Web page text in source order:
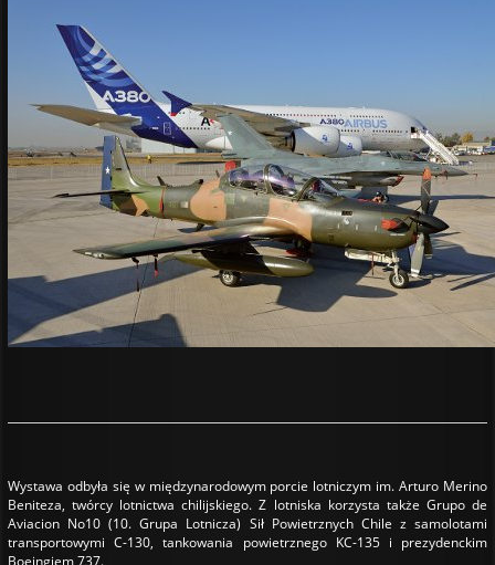
Wystawa odbyła się w międzynarodowym porcie lotniczym im. Arturo Merino
Beniteza, twórcy lotnictwa chilijskiego. Z lotniska korzysta także Grupo de
Aviacion No10 (10. Grupa Lotnicza) Sił Powietrznych Chile z samolotami
transportowymi C-130, tankowania powietrznego KC-135 i prezydenckim
Boeingiem 737.